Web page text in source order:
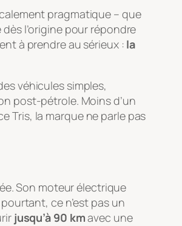
pragmatique – que
l’origine pour répondre
à prendre au sérieux : la
véhicules simples,
post-pétrole. Moins d’un
Tris, la marque ne parle pas
Son moteur électrique
ce n’est pas un
jusqu’à 90 kmavec une